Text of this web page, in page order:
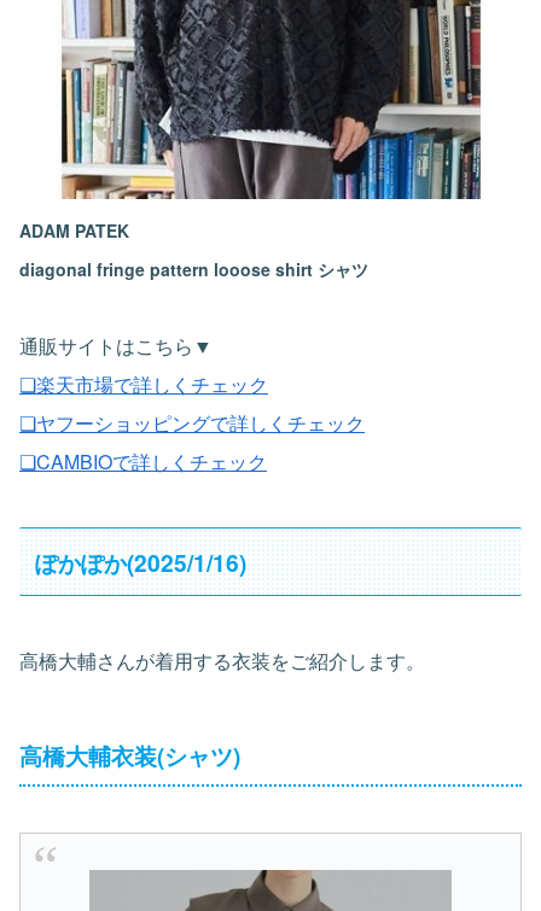
ADAM PATEK
diagonal fringe pattern looose shirt シャツ
通販サイトはこちら▼
❏楽天市場で詳しくチェック
❏ヤフーショッピングで詳しくチェック
❏CAMBIOで詳しくチェック
ぽかぽか(2025/1/16)
高橋大輔さんが着用する衣装をご紹介します。
高橋大輔衣装(シャツ)